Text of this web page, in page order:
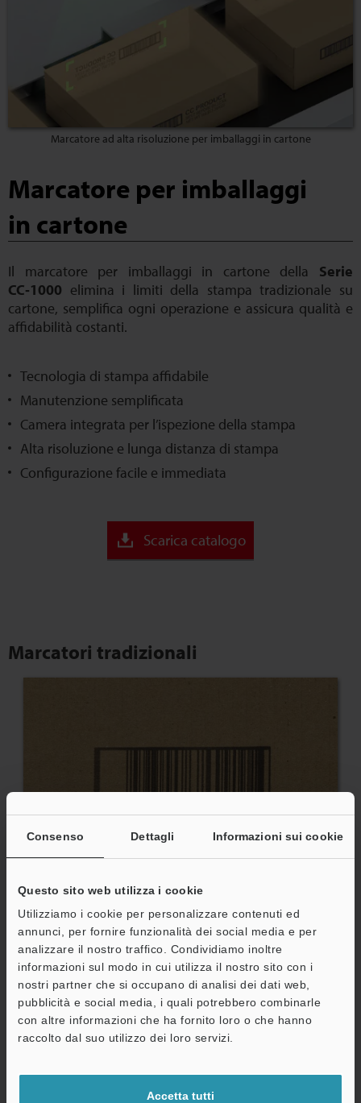
Consenso Dettagli Informazioni sui cookie
Questo sito web utilizza i cookie
Utilizziamo i cookie per personalizzare contenuti ed
annunci, per fornire funzionalità dei social media e per
analizzare il nostro traffico. Condividiamo inoltre
informazioni sul modo in cui utilizza il nostro sito con i
nostri partner che si occupano di analisi dei dati web,
pubblicità e social media, i quali potrebbero combinarle
con altre informazioni che ha fornito loro o che hanno
raccolto dal suo utilizzo dei loro servizi.
Accetta tutti
Marcatore ad alta risoluzione per imballaggi in cartone
Marcatore per imballaggi
in cartone
Il marcatore per imballaggi in cartone della Serie
CC‑1000 elimina i limiti della stampa tradizionale su
cartone, semplifica ogni operazione e assicura qualità e
affidabilità costanti.
Tecnologia di stampa affidabile
Manutenzione semplificata
Camera integrata per l’ispezione della stampa
Alta risoluzione e lunga distanza di stampa
Configurazione facile e immediata
Scarica catalogo
Marcatori tradizionali
Codici distorti a causa di cambiamenti nella velocità della linea
MarcatoreSerie CC-1000